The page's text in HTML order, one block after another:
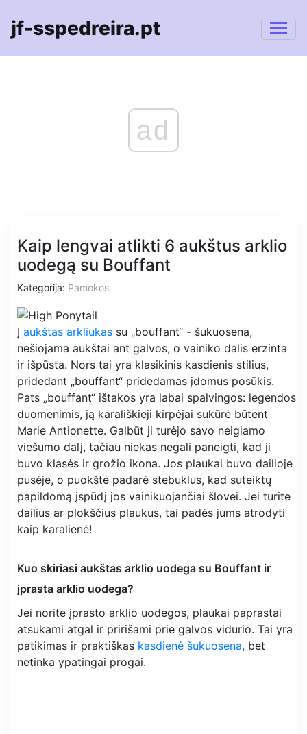
jf-sspedreira.pt
ad
Kaip lengvai atlikti 6 aukštus arklio
uodegą su Bouffant
Kategorija: Pamokos
Į aukštas arkliukas su „bouffant“ - šukuosena,
nešiojama aukštai ant galvos, o vainiko dalis erzinta
ir išpūsta. Nors tai yra klasikinis kasdienis stilius,
pridedant „bouffant“ pridedamas įdomus posūkis.
Pats „bouffant“ ištakos yra labai spalvingos: legendos
duomenimis, ją karališkieji kirpėjai sukūrė būtent
Marie Antionette. Galbūt ji turėjo savo neigiamo
viešumo dalį, tačiau niekas negali paneigti, kad ji
buvo klasės ir grožio ikona. Jos plaukai buvo dailioje
pusėje, o puokštė padarė stebuklus, kad suteiktų
papildomą įspūdį jos vainikuojančiai šlovei. Jei turite
dailius ar plokščius plaukus, tai padės jums atrodyti
kaip karalienė!
Kuo skiriasi aukštas arklio uodega su Bouffant ir
įprasta arklio uodega?
Jei norite įprasto arklio uodegos, plaukai paprastai
atsukami atgal ir pririšami prie galvos vidurio. Tai yra
patikimas ir praktiškas kasdienė šukuosena, bet
netinka ypatingai progai.